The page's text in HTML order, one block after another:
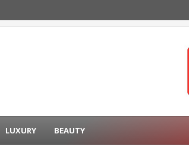
LUXURY BEAUTY